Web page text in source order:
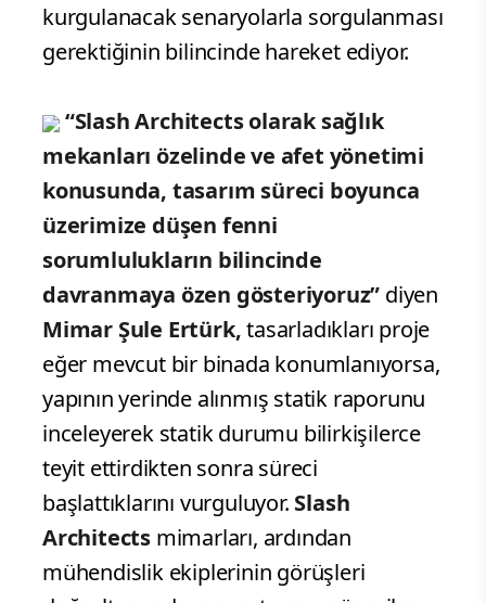
kurgulanacak senaryolarla sorgulanması
gerektiğinin bilincinde hareket ediyor.
“Slash Architects olarak sağlık
mekanları özelinde ve afet yönetimi
konusunda, tasarım süreci boyunca
üzerimize düşen fenni
sorumlulukların bilincinde
davranmaya özen gösteriyoruz” diyen
Mimar Şule Ertürk,tasarladıkları proje
eğer mevcut bir binada konumlanıyorsa,
yapının yerinde alınmış statik raporunu
inceleyerek statik durumu bilirkişilerce
teyit ettirdikten sonra süreci
başlattıklarını vurguluyor. Slash
Architects mimarları, ardından
mühendislik ekiplerinin görüşleri